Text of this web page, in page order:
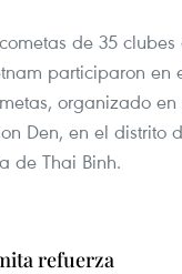
de 35
participaron en
organizado
Den, en el distrito
de Thai Binh.
refuerza